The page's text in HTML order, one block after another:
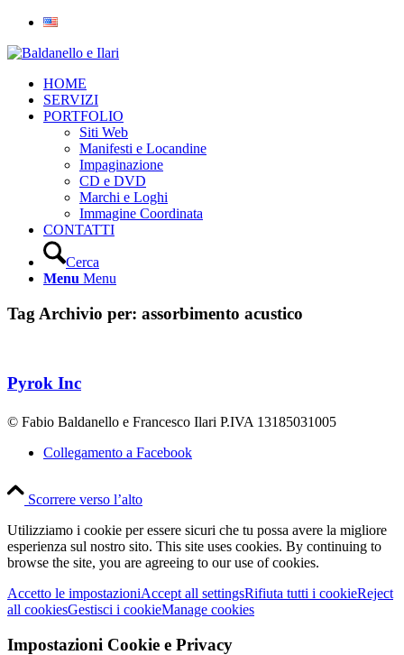
HOME
SERVIZI
PORTFOLIO
Siti Web
Manifesti e Locandine
Impaginazione
CD e DVD
Marchi e Loghi
Immagine Coordinata
CONTATTI
Cerca
Menu Menu
Tag Archivio per: assorbimento acustico
Pyrok Inc
© Fabio Baldanello e Francesco Ilari P.IVA 13185031005
Collegamento a Facebook
Scorrere verso l’alto
Utilizziamo i cookie per essere sicuri che tu possa avere la migliore
esperienza sul nostro sito. This site uses cookies. By continuing to
browse the site, you are agreeing to our use of cookies.
Accetto le impostazioniAccept all settingsRifiuta tutti i cookieReject
all cookiesGestisci i cookieManage cookies
Impostazioni Cookie e Privacy